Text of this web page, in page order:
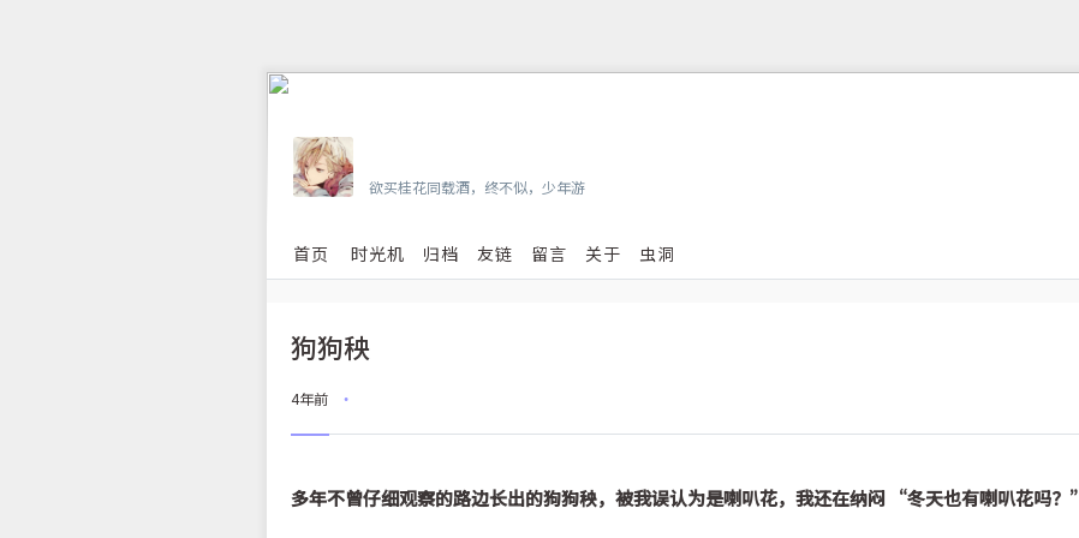
欲买桂花同载酒，终不似，少年游
首页 时光机 归档 友链 留言 关于 虫洞
狗狗秧
4年前 •
多年不曾仔细观察的路边长出的狗狗秧，被我误认为是喇叭花，我还在纳闷 “冬天也有喇叭花吗？”